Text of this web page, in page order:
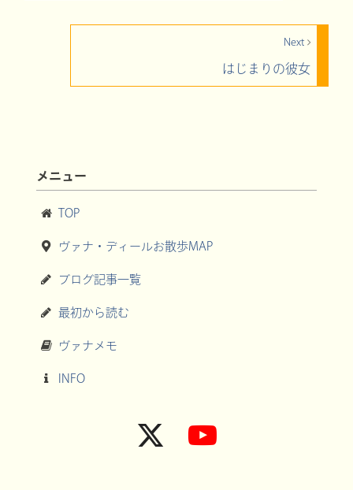
Next
はじまりの彼女
メニュー
TOP
ヴァナ・ディールお散歩MAP
ブログ記事一覧
最初から読む
ヴァナメモ
INFO